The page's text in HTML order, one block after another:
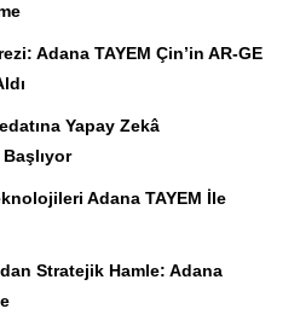
Adana TAYEM Çin’in AR-GE
Yapay Zekâ
Adana TAYEM İle
Stratejik Hamle: Adana